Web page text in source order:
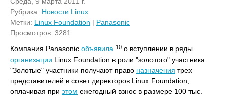
Рубрика: Новости Linux
Метки: Linux Foundation | Panasonic
Просмотров: 3281
Компания Panasonic объявила 10 о вступлении в ряды
организации Linux Foundation в роли "золотого" участника.
"Золотые" участники получают право назначения трех
представителей в совет директоров Linux Foundation,
оплачивая при этом ежегодный взнос в размере 100 тыс.